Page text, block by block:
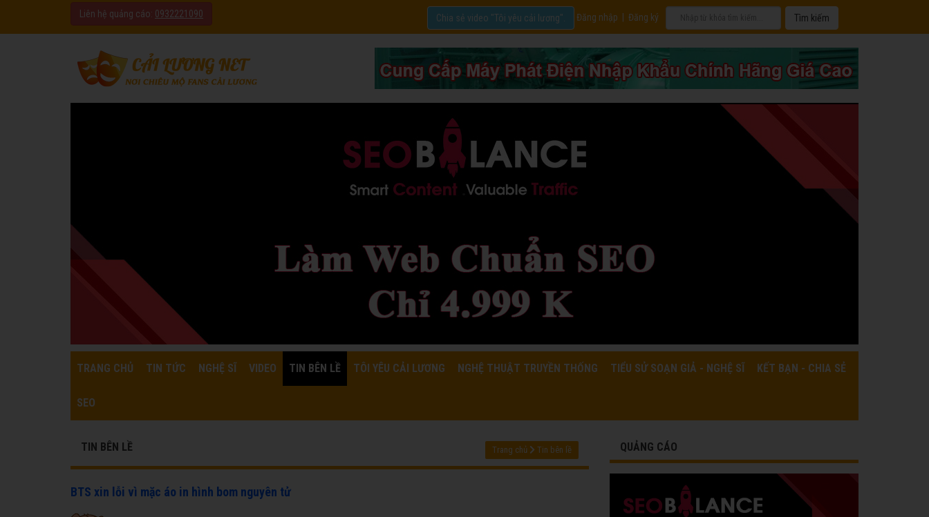
Liên hệ quảng cáo: 0932221090 Đăng nhập Đăng ký
Chia sẻ video "Tôi yêu cải lương".
TRANG CHỦ TIN TỨC NGHỆ SĨ VIDEO TIN BÊN LỀ TÔI YÊU CẢI LƯƠNG NGHỆ THUẬT TRUYỀN THỐNG TIỂU SỬ SOẠN GIẢ - NGHỆ SĨ KẾT BẠN - CHIA SẺ
SEO
TIN BÊN LỀ Trang chủ Tin bên lề
BTS xin lỗi vì mặc áo in hình bom nguyên tử
QUẢNG CÁO